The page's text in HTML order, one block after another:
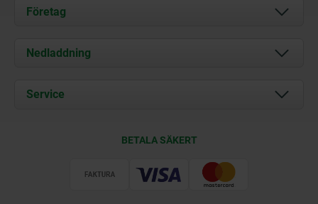
Företag
Om oss
Kontakt
Nedladdning
Documents
Service
BETALA SÄKERT